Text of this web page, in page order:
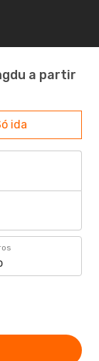
a partir
ida